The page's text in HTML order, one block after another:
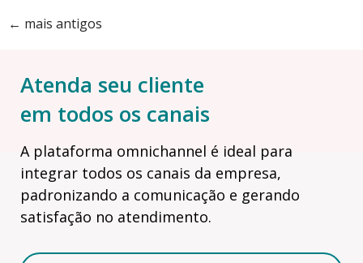
← mais antigos
Atenda seu cliente
em todos os canais
A plataforma omnichannel é ideal para
integrar todos os canais da empresa,
padronizando a comunicação e gerando
satisfação no atendimento.